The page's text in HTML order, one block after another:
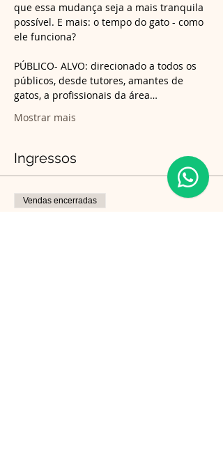
que essa mudança seja a mais tranquila
possível. E mais: o tempo do gato - como
PÚBLICO- ALVO: direcionado a todos os
públicos, desde tutores, amantes de
gatos, a profissionais da área…
Mostrar mais
Ingressos
Vendas encerradas